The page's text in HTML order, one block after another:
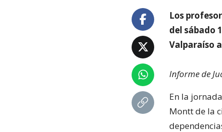
Los
del sábado
Valparaíso
Informe de
En la
Montt de la